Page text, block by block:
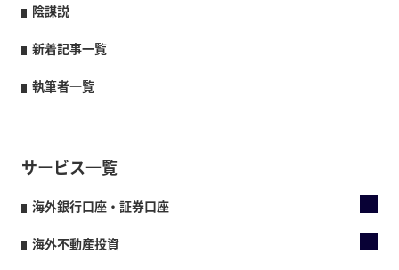
陰謀説
新着記事一覧
執筆者一覧
サービス一覧
海外銀行口座・証券口座
海外不動産投資